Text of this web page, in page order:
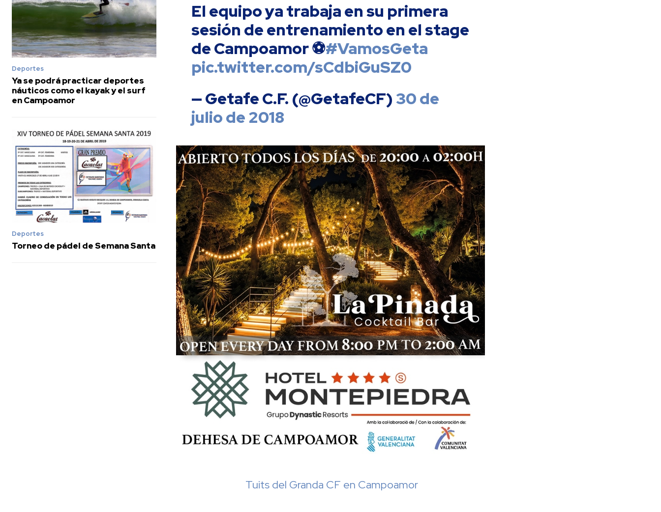
Deportes
Ya se podrá practicar deportes
náuticos como el kayak y el surf
en Campoamor
Deportes
Torneo de pádel de Semana Santa
El equipo ya trabaja en su primera
sesión de entrenamiento en el stage
de Campoamor ⚽#VamosGeta
pic.twitter.com/sCdbiGuSZ0
— Getafe C.F. (@GetafeCF)30 de
julio de 2018
Tuits del Granda CF en Campoamor